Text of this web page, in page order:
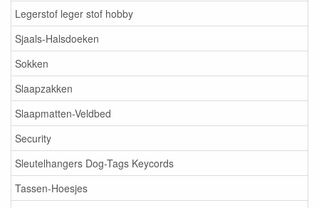
Legerstof leger stof hobby
Sjaals-Halsdoeken
Sokken
Slaapzakken
Slaapmatten-Veldbed
Security
Sleutelhangers Dog-Tags Keycords
Tassen-Hoesjes